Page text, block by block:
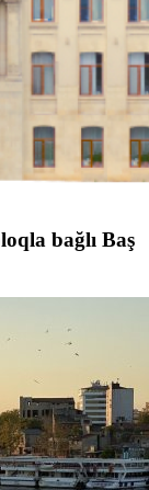
bağlı Baş